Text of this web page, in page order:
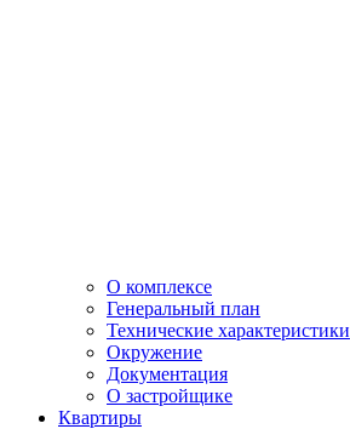
О комплексе
Генеральный план
Технические характеристики
Окружение
Документация
О застройщике
Квартиры